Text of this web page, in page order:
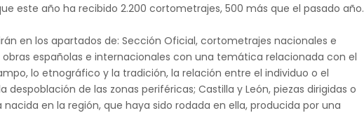
este año ha recibido 2.200 cortometrajes, 500 más que el pasado año.
en los apartados de: Sección Oficial, cortometrajes nacionales e
españolas e internacionales con una temática relacionada con el
lo etnográfico y la tradición, la relación entre el individuo o el
de las zonas periféricas; Castilla y León, piezas dirigidas o
en la región, que haya sido rodada en ella, producida por una